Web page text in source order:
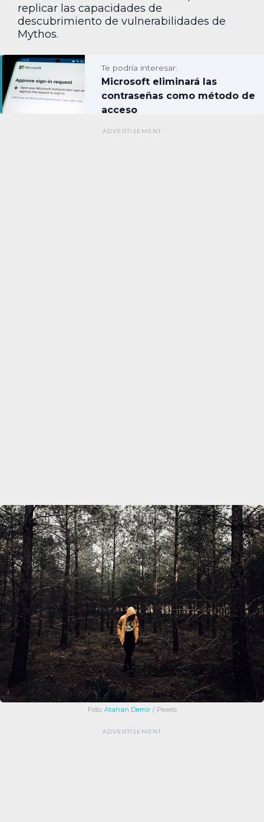
replicar las capacidades de
descubrimiento de vulnerabilidades de
Mythos.
Te podría interesar:
Microsoft eliminará las
contraseñas como método de
acceso
Foto: Atahan Demir / Pexels